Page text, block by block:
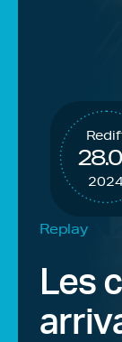
Replay
Les